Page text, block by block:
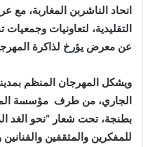
د
ا
ت
ر
و
ن
انحاد الناشربن المغاربة، مع
التقليدية، لتعاونيات
عن معرض يؤرخ لذاكرة
الجاري، من طرف مؤسسة
بطنجة، تحت شعار “نحو الغد
للمفكرين والمثقفين